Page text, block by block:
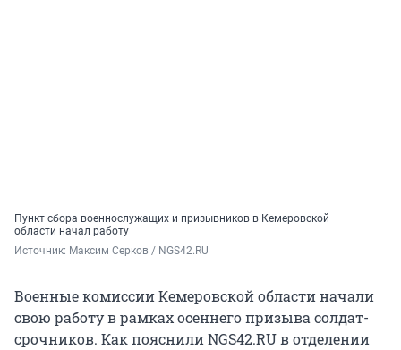
Пункт сбора военнослужащих и призывников в Кемеровской
области начал работу
Источник: Максим Серков / NGS42.RU
Военные комиссии Кемеровской области начали
свою работу в рамках осеннего призыва солдат-
срочников. Как пояснили NGS42.RU в отделении